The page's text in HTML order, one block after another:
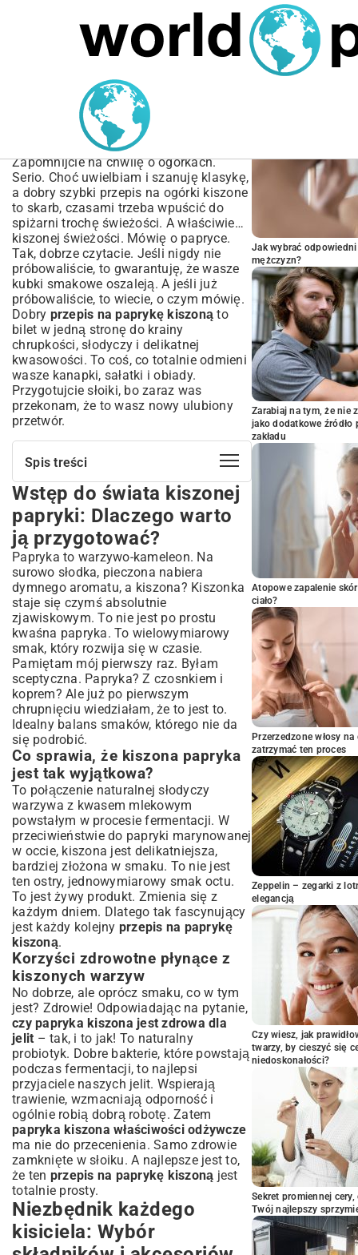
MARIUSZ ŁAMAGA 04.10.2025
Przepis na paprykę
kiszoną – Jak zrobić
idealną w domu?
Zapomnijcie na chwilę o ogórkach.
Serio. Choć uwielbiam i szanuję klasykę,
a dobry szybki przepis na ogórki kiszone
to skarb, czasami trzeba wpuścić do
spiżarni trochę świeżości. A właściwie…
kiszonej świeżości. Mówię o papryce.
Tak, dobrze czytacie. Jeśli nigdy nie
próbowaliście, to gwarantuję, że wasze
kubki smakowe oszaleją. A jeśli już
próbowaliście, to wiecie, o czym mówię.
Dobry przepis na paprykę kiszoną to
bilet w jedną stronę do krainy
chrupkości, słodyczy i delikatnej
kwasowości. To coś, co totalnie odmieni
wasze kanapki, sałatki i obiady.
Przygotujcie słoiki, bo zaraz was
przekonam, że to wasz nowy ulubiony
przetwór.
Spis treści
Wstęp do świata kiszonej papryki:
Dlaczego warto ją przygotować?
Co sprawia, że kiszona papryka jest tak
wyjątkowa?
Korzyści zdrowotne płynące z kiszonych
warzyw
Niezbędnik każdego kisiciela: Wybór
składników i akcesoriów
Jaką paprykę wybrać do kiszenia? Porady
ekspertów
Sekret udanej zalewy: Proporcje soli i wody
Przyprawy, które odmienią smak Twojej
kiszonki
Słoiki i sterylizacja – fundament
bezpiecznego kiszenia
Klasyczny przepis na paprykę kiszoną:
Krok po kroku do doskonałości
Przygotowanie papryki: Mycie, krojenie,
układanie
Zalewanie i proces fermentacji: Cierpliwość
popłaca
Optymalne warunki przechowywania
kiszonej papryki
Wariacje smakowe: Od ostrej po słodką
kiszoną paprykę
Papryka kiszona z czosnkiem i koprem –
tradycyjny duet
Kiszenie papryki z dodatkiem chili – dla
miłośników ostrości
Inne warzywa w duecie z papryką:
Inspiracje na przetwory
Rozwiązywanie problemów: Co robić,
gdy coś idzie nie tak?
Mętna zalewa i pleśń: Jak rozpoznać i
zapobiec psuciu?
Zbyt miękka czy zbyt twarda papryka?
Sekrety idealnej konsystencji
Kiszona papryka w kuchni: Pomysły na
wykorzystanie
Kiszona papryka jako dodatek do dań
głównych
Sałatki i surówki z kiszoną papryką –
szybkie i zdrowe
Kreatywne zastosowania: Pasty, sosy i
przekąski
Podsumowanie: Twoja domowa
spiżarnia pełna zdrowia
Wstęp do świata kiszonej
papryki: Dlaczego warto
ją przygotować?
Papryka to warzywo-kameleon. Na
surowo słodka, pieczona nabiera
dymnego aromatu, a kiszona? Kiszonka
staje się czymś absolutnie
zjawiskowym. To nie jest po prostu
kwaśna papryka. To wielowymiarowy
smak, który rozwija się w czasie.
Pamiętam mój pierwszy raz. Byłam
sceptyczna. Papryka? Z czosnkiem i
koprem? Ale już po pierwszym
chrupnięciu wiedziałam, że to jest to.
Idealny balans smaków, którego nie da
się podrobić.
Co sprawia, że kiszona papryka
jest tak wyjątkowa?
To połączenie naturalnej słodyczy
warzywa z kwasem mlekowym
powstałym w procesie fermentacji. W
przeciwieństwie do papryki marynowanej
w occie, kiszona jest delikatniejsza,
bardziej złożona w smaku. To nie jest
ten ostry, jednowymiarowy smak octu.
To jest żywy produkt. Zmienia się z
każdym dniem. Dlatego tak fascynujący
jest każdy kolejny przepis na paprykę
kiszoną.
Korzyści zdrowotne płynące z
kiszonych warzyw
No dobrze, ale oprócz smaku, co w tym
jest? Zdrowie! Odpowiadając na pytanie,
czy papryka kiszona jest zdrowa dla
jelit – tak, i to jak! To naturalny
probiotyk. Dobre bakterie, które powstają
podczas fermentacji, to najlepsi
przyjaciele naszych jelit. Wspierają
trawienie, wzmacniają odporność i
ogólnie robią dobrą robotę. Zatem
papryka kiszona właściwości odżywcze
ma nie do przecenienia. Samo zdrowie
zamknięte w słoiku. A najlepsze jest to,
że ten przepis na paprykę kiszoną jest
totalnie prosty.
Niezbędnik każdego
kisiciela: Wybór
Jak wybrać
mężczyzn?
Zarabiaj na tym, że nie
jako dodatkowe
zakładu
Atopowe zapalenie
ciało?
Przerzedzone włosy
zatrzymać ten proces
Zeppelin – zegarki z
elegancją
Czy wiesz, jak
twarzy, by cieszyć się
niedoskonałości?
Sekret promiennej
Twój najlepszy